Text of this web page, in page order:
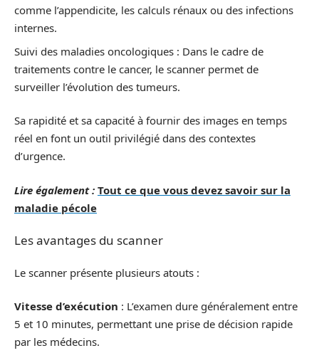
comme l’appendicite, les calculs rénaux ou des infections
internes.
Suivi des maladies oncologiques : Dans le cadre de
traitements contre le cancer, le scanner permet de
surveiller l’évolution des tumeurs.
Sa rapidité et sa capacité à fournir des images en temps
réel en font un outil privilégié dans des contextes
d’urgence.
Lire également : Tout ce que vous devez savoir sur la
maladie pécole
Les avantages du scanner
Le scanner présente plusieurs atouts :
Vitesse d’exécution : L’examen dure généralement entre
5 et 10 minutes, permettant une prise de décision rapide
par les médecins.